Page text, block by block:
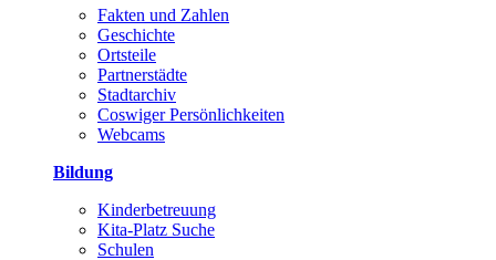
Fakten und Zahlen
Geschichte
Ortsteile
Partnerstädte
Stadtarchiv
Coswiger Persönlichkeiten
Webcams
Bildung
Kinderbetreuung
Kita-Platz Suche
Schulen